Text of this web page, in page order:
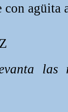
con agüita
las